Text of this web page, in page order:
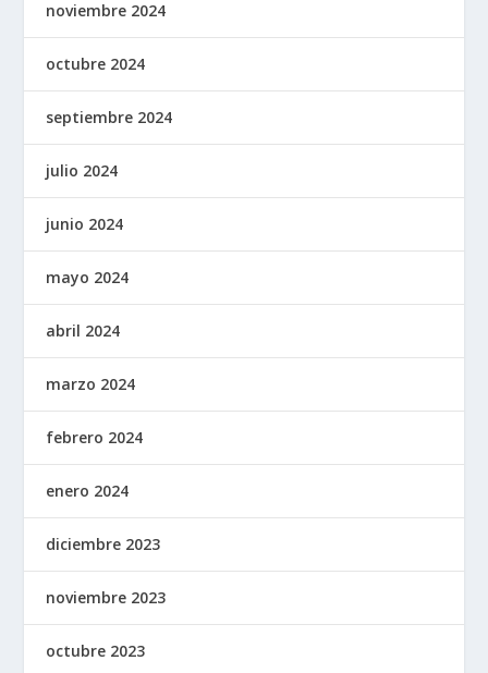
noviembre 2024
octubre 2024
septiembre 2024
julio 2024
junio 2024
mayo 2024
abril 2024
marzo 2024
febrero 2024
enero 2024
diciembre 2023
noviembre 2023
octubre 2023